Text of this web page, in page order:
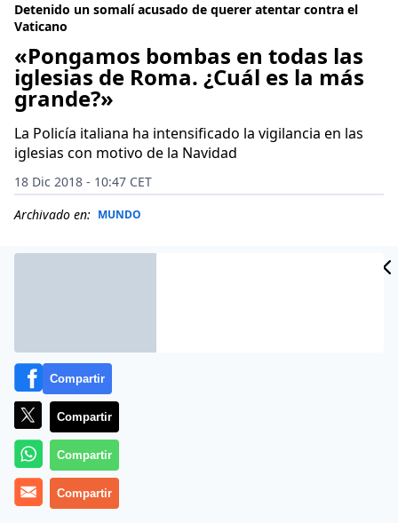
Detenido un somalí acusado de querer atentar contra el
Vaticano
«Pongamos bombas en todas las
iglesias de Roma. ¿Cuál es la más
grande?»
La Policía italiana ha intensificado la vigilancia en las
iglesias con motivo de la Navidad
18 Dic 2018 - 10:47 CET
Archivado en: MUNDO
La Policía de Italia ha informado este lunes de la
Compartir
Compartir
Compartir
Compartir